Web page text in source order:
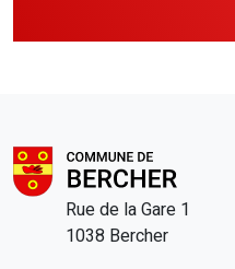
Rue de la Gare 1
1038 Bercher